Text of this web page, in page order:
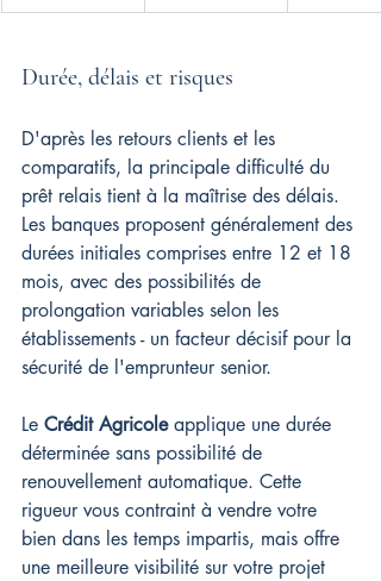
Durée, délais et risques
D'après les retours clients et les
comparatifs, la principale difficulté du
prêt relais tient à la maîtrise des délais.
Les banques proposent généralement des
durées initiales comprises entre 12 et 18
mois, avec des possibilités de
prolongation variables selon les
établissements - un facteur décisif pour la
sécurité de l'emprunteur senior.
Le Crédit Agricole applique une durée
déterminée sans possibilité de
renouvellement automatique. Cette
rigueur vous contraint à vendre votre
bien dans les temps impartis, mais offre
une meilleure visibilité sur votre projet